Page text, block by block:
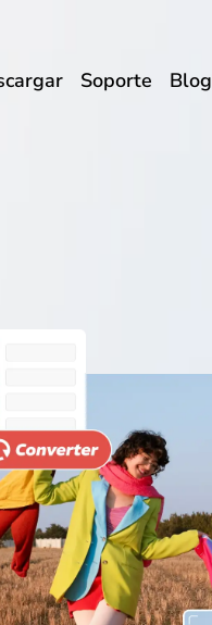
Soporte Blog